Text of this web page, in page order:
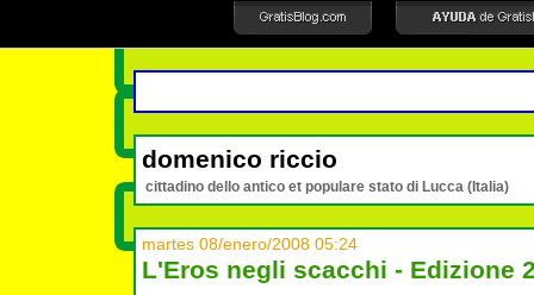
domenico riccio
cittadino dello antico et populare stato di Lucca (Italia)
martes 08/enero/2008 05:24
L'Eros negli scacchi - Edizione